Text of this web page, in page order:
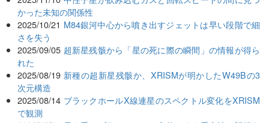
かった未知の関係性
2025/10/21 M84銀河中心から噴き出すジェットは早い段階で細
さを失う
2025/09/05 超新星残骸から「星の死に際の瞬間」の情報が得ら
れた
2025/08/19 新種の超新星残骸か、XRISMが明かしたW49Bの3
次元構造
2025/08/14 ブラックホールX線連星のスペクトル変化をXRISM
で観測